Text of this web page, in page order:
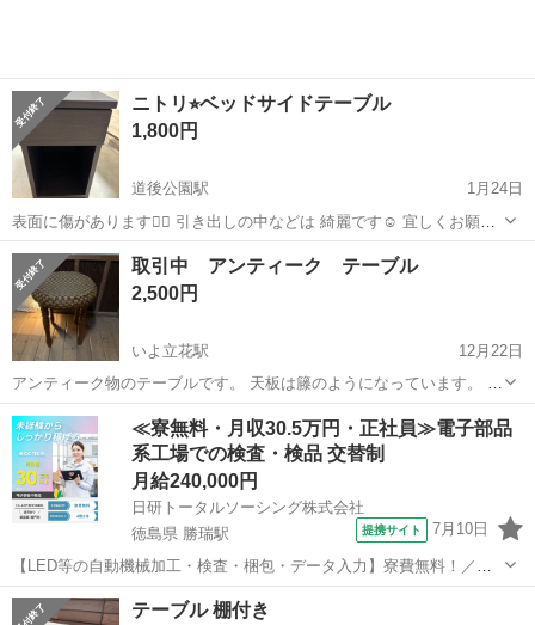
ニトリ⭐︎ベッドサイドテーブル
1,800円
道後公園駅
1月24日
表面に傷があります🙇‍♀️ 引き出しの中などは 綺麗です☺️ 宜しくお願い
します✨
愛媛 松山市 道後公園駅 テーブル
取引中 アンティーク テーブル
2,500円
いよ立花駅
12月22日
アンティーク物のテーブルです。 天板は籐のようになっています。 椅
子としての利用も可能かと思いますが、サイドテーブルとして使って
ました。 高さ60 天板直径48
愛媛 松山市 いよ立花駅 テーブル アンティーク
≪寮無料・月収30.5万円・正社員≫電子部品
系工場での検査・検品 交替制
月給240,000円
日研トータルソーシング株式会社
徳島県 勝瑞駅
提携サイト 7月10日
【LED等の自動機械加工・検査・梱包・データ入力】寮費無料！／年
間休日は130日以上／未経験OK！ お仕事について スマートフォンやパ
ソコン、車などに使われるLED等の電子部品の製造とそれに付帯する
徳島 鳴門市 勝瑞駅 その他
テーブル 棚付き